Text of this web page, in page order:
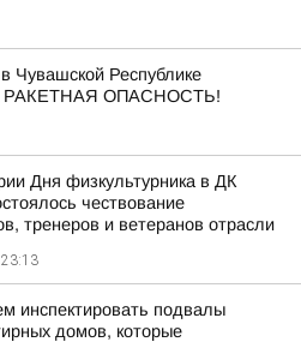
Чувашской Республике
РАКЕТНАЯ ОПАСНОСТЬ!
Дня физкультурника в ДК
чествование
тренеров и ветеранов отрасли
23:13
инспектировать подвалы
домов, которые